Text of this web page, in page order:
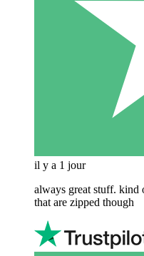
il y a 1 jour
always great stuff. kind
that are zipped though